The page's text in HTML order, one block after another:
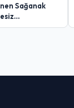
Sağanak
Anlar Yaşadı